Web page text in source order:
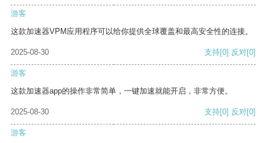
游客
这款加速器VPM应用程序可以给你提供全球覆盖和最高安全性的连接。
2025-08-30 支持[0] 反对[0]
游客
这款加速器app的操作非常简单，一键加速就能开启，非常方便。
2025-08-30 支持[0] 反对[0]
游客